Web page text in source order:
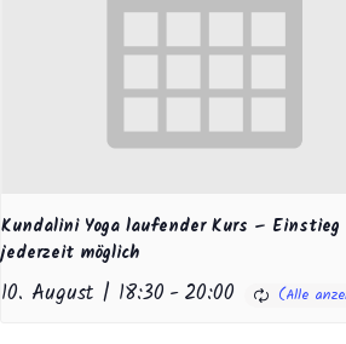
Kundalini Yoga laufender Kurs – Einstieg
jederzeit möglich
10. August | 18:30 -20:00